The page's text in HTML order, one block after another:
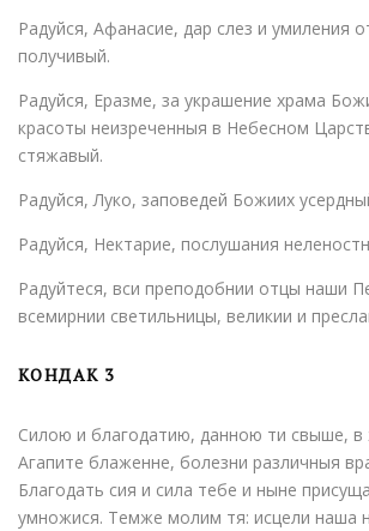
Радуйся, Афанасие, дар слез и умиления
получивый.
Радуйся, Еразме, за украшение храма
красоты неизреченныя в Небесном
стяжавый.
Радуйся, Луко, заповедей Божиих
Радуйся, Нектарие, послушания
Радуйтеся, вси преподобнии отцы наши
всемирнии светильницы, великии и
КОНДАК 3
Силою и благодатию, данною ти свыше,
Агапите блаженне, болезни различныя
Благодать сия и сила тебе и ныне
умножися. Темже молим тя: исцели наша